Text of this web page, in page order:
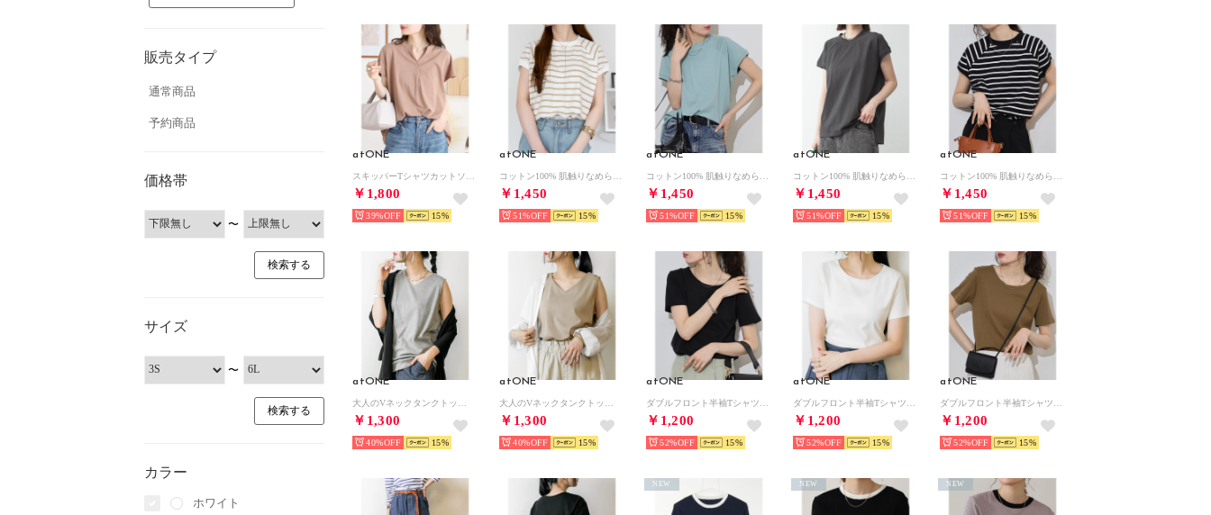
販売タイプ
通常商品
予約商品
価格帯
〜
サイズ
〜
カラー
ホワイト
atONE
￥1,800
39% 15
atONE
￥1,450
51% 15
atONE
￥1,450
51% 15
atONE
￥1,450
51% 15
atONE
￥1,450
51% 15
atONE
￥1,300
40% 15
atONE
￥1,300
40% 15
atONE
￥1,200
52% 15
atONE
￥1,200
52% 15
atONE
￥1,200
52% 15
NEW NEW NEW